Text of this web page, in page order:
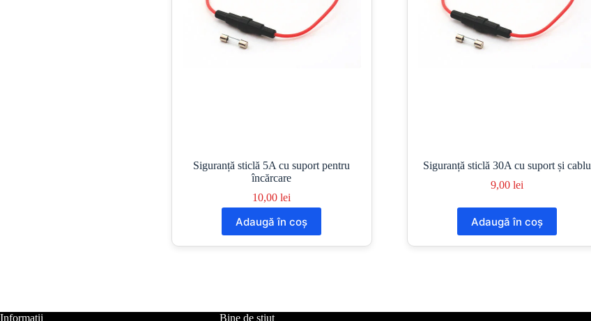
Siguranță sticlă 5A cu suport pentru
încărcare
10,00lei
Adaugă în coș
Siguranță sticlă 30A cu suport și cablu
9,00lei
Adaugă în coș
Informații Bine de știut